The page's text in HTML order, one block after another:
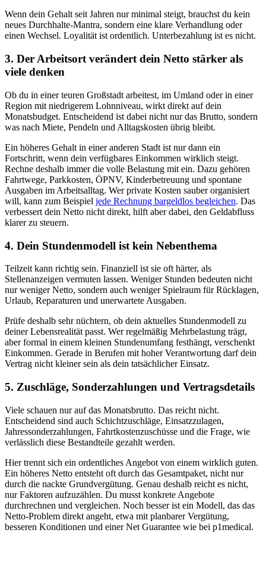
Wenn dein Gehalt seit Jahren nur minimal steigt, brauchst du kein
neues Durchhalte-Mantra, sondern eine klare Verhandlung oder
einen Wechsel. Loyalität ist ordentlich. Unterbezahlung ist es nicht.
3. Der Arbeitsort verändert dein Netto stärker als
viele denken
Ob du in einer teuren Großstadt arbeitest, im Umland oder in einer
Region mit niedrigerem Lohnniveau, wirkt direkt auf dein
Monatsbudget. Entscheidend ist dabei nicht nur das Brutto, sondern
was nach Miete, Pendeln und Alltagskosten übrig bleibt.
Ein höheres Gehalt in einer anderen Stadt ist nur dann ein
Fortschritt, wenn dein verfügbares Einkommen wirklich steigt.
Rechne deshalb immer die volle Belastung mit ein. Dazu gehören
Fahrtwege, Parkkosten, ÖPNV, Kinderbetreuung und spontane
Ausgaben im Arbeitsalltag. Wer private Kosten sauber organisiert
will, kann zum Beispiel jede Rechnung bargeldlos begleichen. Das
verbessert dein Netto nicht direkt, hilft aber dabei, den Geldabfluss
klarer zu steuern.
4. Dein Stundenmodell ist kein Nebenthema
Teilzeit kann richtig sein. Finanziell ist sie oft härter, als
Stellenanzeigen vermuten lassen. Weniger Stunden bedeuten nicht
nur weniger Netto, sondern auch weniger Spielraum für Rücklagen,
Urlaub, Reparaturen und unerwartete Ausgaben.
Prüfe deshalb sehr nüchtern, ob dein aktuelles Stundenmodell zu
deiner Lebensrealität passt. Wer regelmäßig Mehrbelastung trägt,
aber formal in einem kleinen Stundenumfang festhängt, verschenkt
Einkommen. Gerade in Berufen mit hoher Verantwortung darf dein
Vertrag nicht kleiner sein als dein tatsächlicher Einsatz.
5. Zuschläge, Sonderzahlungen und Vertragsdetails
Viele schauen nur auf das Monatsbrutto. Das reicht nicht.
Entscheidend sind auch Schichtzuschläge, Einsatzzulagen,
Jahressonderzahlungen, Fahrtkostenzuschüsse und die Frage, wie
verlässlich diese Bestandteile gezahlt werden.
Hier trennt sich ein ordentliches Angebot von einem wirklich guten.
Ein höheres Netto entsteht oft durch das Gesamtpaket, nicht nur
durch die nackte Grundvergütung. Genau deshalb reicht es nicht,
nur Faktoren aufzuzählen. Du musst konkrete Angebote
durchrechnen und vergleichen. Noch besser ist ein Modell, das das
Netto-Problem direkt angeht, etwa mit planbarer Vergütung,
besseren Konditionen und einer Net Guarantee wie bei p1medical.